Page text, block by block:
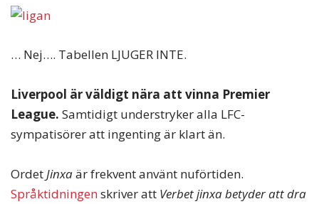
… Nej…. Tabellen LJUGER INTE.
Liverpool är väldigt nära att vinna Premier
League. Samtidigt understryker alla LFC-
sympatisörer att ingenting är klart än.
Ordet Jinxaär frekvent använt nuförtiden.
Språktidningenskriver att Verbet jinxa betyder att dra